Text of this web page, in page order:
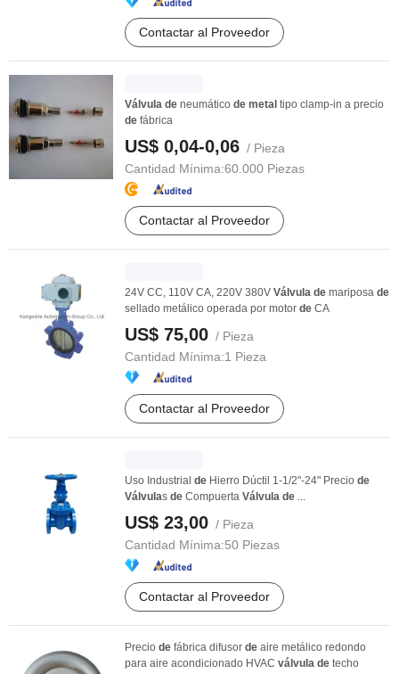
Contactar al Proveedor
Válvula de neumático de metal tipo clamp-in a precio
de fábrica
US$ 0,04-0,06 / Pieza
Cantidad Mínima:60.000 Piezas
Contactar al Proveedor
24V CC, 110V CA, 220V 380V Válvula de mariposa de
sellado metálico operada por motor de CA
US$ 75,00 / Pieza
Cantidad Mínima:1 Pieza
Contactar al Proveedor
Uso Industrial de Hierro Dúctil 1-1/2"-24" Precio de
Válvulas de Compuerta Válvula de ...
US$ 23,00 / Pieza
Cantidad Mínima:50 Piezas
Contactar al Proveedor
Precio de fábrica difusor de aire metálico redondo
para aire acondicionado HVAC válvula de techo